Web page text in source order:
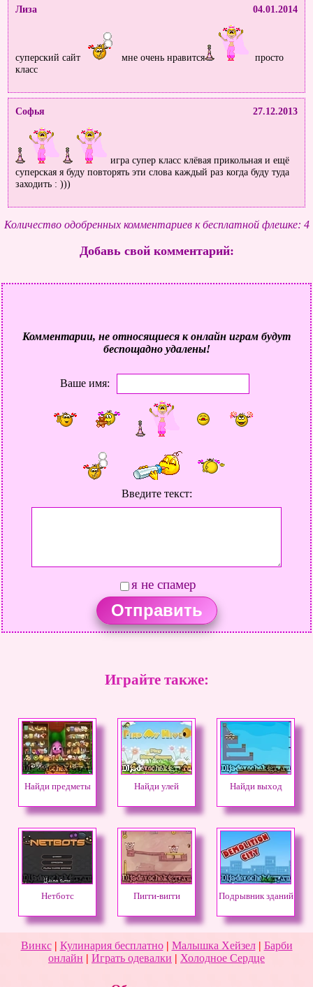
Лиза 04.01.2014
суперский сайт мне очень нравится
просто
класс
Софья 27.12.2013
игра супер класс клёвая прикольная и ещё
суперская я буду повторять эти слова каждый раз когда буду туда
заходить : )))
Количество одобренных комментариев к бесплатной флешке: 4
Добавь свой комментарий:
Комментарии, не относящиеся к онлайн играм будут
беспощадно удалены!
Ваше имя:
Введите текст:
я не спамер
Играйте также:
Найди предметы Найди улей Найди выход
Нетботс Пигги-вигги Подрывник зданий
Винкс| Кулинария бесплатно| Малышка Хейзел| Барби
онлайн | Играть одевалки | Холодное Сердце